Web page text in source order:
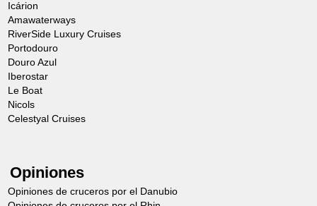
Icárion
Amawaterways
RiverSide Luxury Cruises
Portodouro
Douro Azul
Iberostar
Le Boat
Nicols
Celestyal Cruises
Opiniones
Opiniones de cruceros por el Danubio